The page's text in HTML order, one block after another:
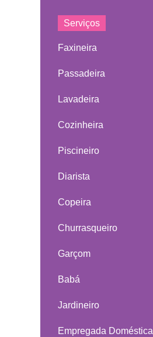
Serviços
Faxineira
Passadeira
Lavadeira
Cozinheira
Piscineiro
Diarista
Copeira
Churrasqueiro
Garçom
Babá
Jardineiro
Empregada Doméstica